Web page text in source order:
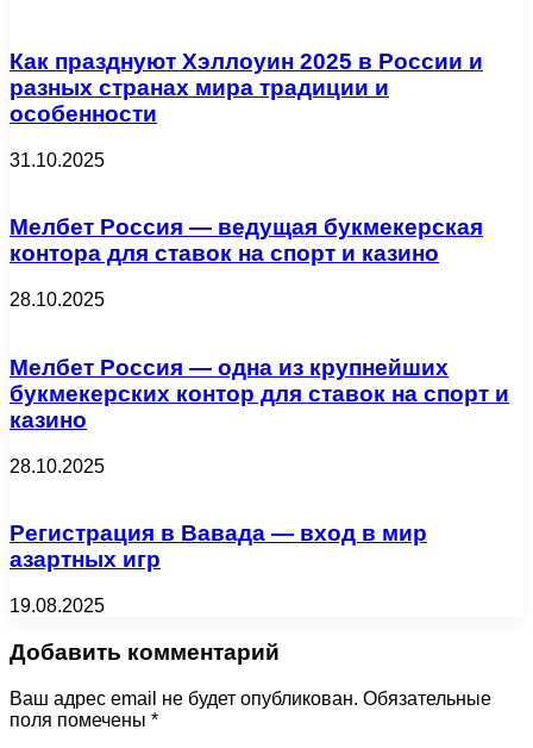
Как празднуют Хэллоуин 2025 в России и
разных странах мира традиции и
особенности
31.10.2025
Мелбет Россия — ведущая букмекерская
контора для ставок на спорт и казино
28.10.2025
Мелбет Россия — одна из крупнейших
букмекерских контор для ставок на спорт и
казино
28.10.2025
Регистрация в Вавада — вход в мир
азартных игр
19.08.2025
Добавить комментарий
Ваш адрес email не будет опубликован. Обязательные
поля помечены *